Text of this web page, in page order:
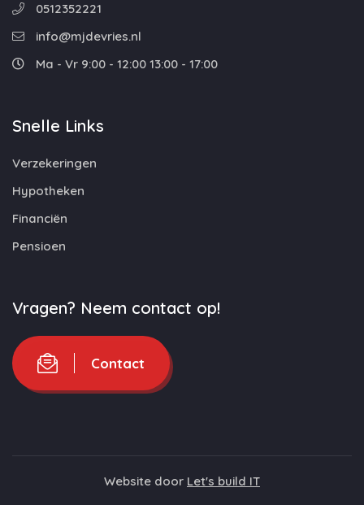
0512352221
info@mjdevries.nl
Ma - Vr 9:00 - 12:00 13:00 - 17:00
Snelle Links
Verzekeringen
Hypotheken
Financiën
Pensioen
Vragen? Neem contact op!
Contact
Website door Let's build IT